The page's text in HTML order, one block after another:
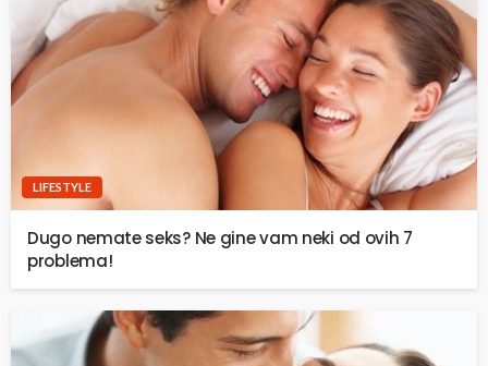
LIFESTYLE
Dugo nemate seks? Ne gine vam neki od ovih 7
problema!